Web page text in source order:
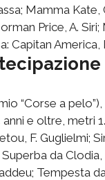
Mamma Kate,
Price, A. Siri;
Capitan America,
“Corse a pelo”),
e oltre, metri
F. Guglielmi;
Superba da
Tempesta